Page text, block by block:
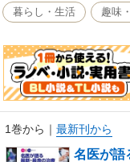
る医師が、それぞれの治
ています。よく理解して
暮らし・生活 趣味
1巻から ｜ 最新刊から
名医が